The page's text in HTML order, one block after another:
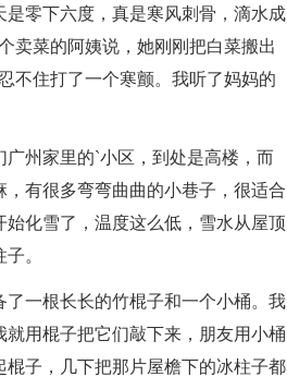
零下六度，真是寒风刺骨，滴水成
卖菜的阿姨说，她刚刚把白菜搬出
不住打了一个寒颤。我听了妈妈的
州家里的`小区，到处是高楼，而
有很多弯弯曲曲的小巷子，很适合
化雪了，温度这么低，雪水从屋顶
。
一根长长的竹棍子和一个小桶。我
用棍子把它们敲下来，朋友用小桶
子，几下把那片屋檐下的冰柱子都